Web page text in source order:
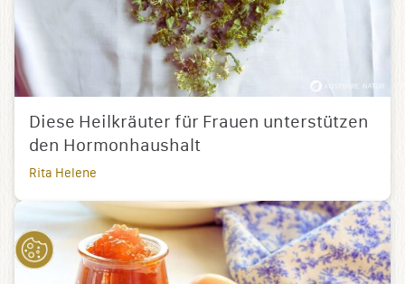
Diese Heilkräuter für Frauen unterstützen
den Hormonhaushalt
Rita Helene